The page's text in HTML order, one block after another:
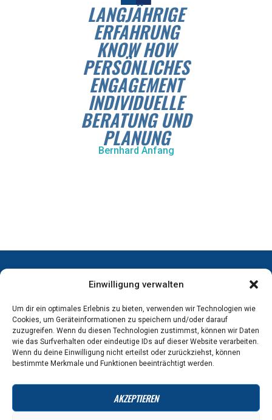
Einwilligung verwalten
Um dir ein optimales Erlebnis zu bieten, verwenden wir Technologien wie
Cookies, um Geräteinformationen zu speichern und/oder darauf
zuzugreifen. Wenn du diesen Technologien zustimmst, können wir Daten
wie das Surfverhalten oder eindeutige IDs auf dieser Website verarbeiten.
Wenn du deine Einwilligung nicht erteilst oder zurückziehst, können
bestimmte Merkmale und Funktionen beeinträchtigt werden.
AKZEPTIEREN
LANGJÄHRIGE
ERFAHRUNG
KNOW HOW
PERSÖNLICHES
ENGAGEMENT
INDIVIDUELLE
BERATUNG UND
PLANUNG
Bernhard Anfang
ADRESSE
Hitex
Industries
AG
Trostberger
Str. 14,
KONTAKT
+ 49
(0)
8683-
7152
ag.de
Datenschutz
SITEMAP